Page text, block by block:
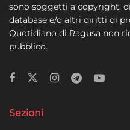
sono soggetti a copyright,
database e/o altri diritti di
Quotidiano di Ragusa non
pubblico.
Sezioni